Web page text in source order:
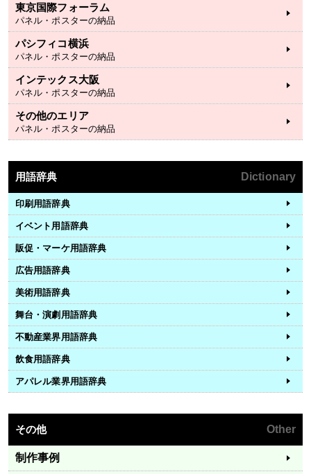
東京国際フォーラム
パネル・ポスターの納品
パシフィコ横浜
パネル・ポスターの納品
インテックス大阪
パネル・ポスターの納品
その他のエリア
パネル・ポスターの納品
用語辞典 Dictionary
印刷用語辞典
イベント用語辞典
販促・マーケ用語辞典
広告用語辞典
美術用語辞典
舞台・演劇用語辞典
不動産業界用語辞典
飲食用語辞典
アパレル業界用語辞典
その他 Other
制作事例